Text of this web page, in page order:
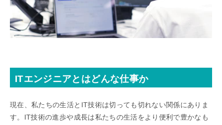
ITエンジニアとはどんな仕事か
現在、私たちの生活とIT技術は切っても切れない関係にありま
す。IT技術の進歩や成長は私たちの生活をより便利で豊かなも